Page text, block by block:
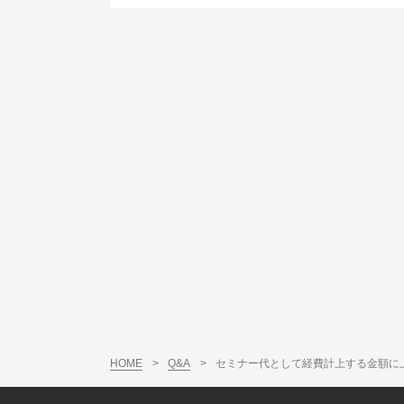
HOME > Q&A > セミナー代として経費計上する金額に